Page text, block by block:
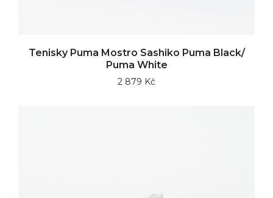
Tenisky Puma Mostro Sashiko Puma Black/
Puma White
2 879 Kč